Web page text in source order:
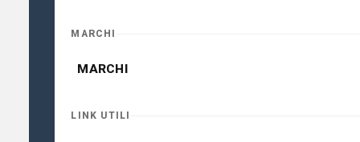
MARCHI
MARCHI
LINK UTILI